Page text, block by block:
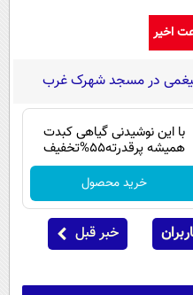
اخیر
ضیغمی در مسجد شهرک غرب
با این نوشیدنی گیاهی کبدت
همیشه پرقدرته55%تخفیف
خرید محصول
خبر قبل